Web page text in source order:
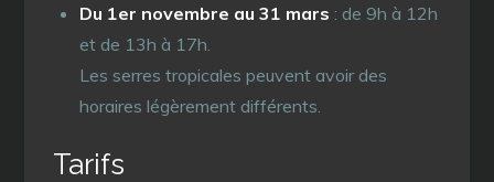
Du 1er novembre au 31 mars : de 9h à 12h
et de 13h à 17h.
Les serres tropicales peuvent avoir des
horaires légèrement différents.
Tarifs